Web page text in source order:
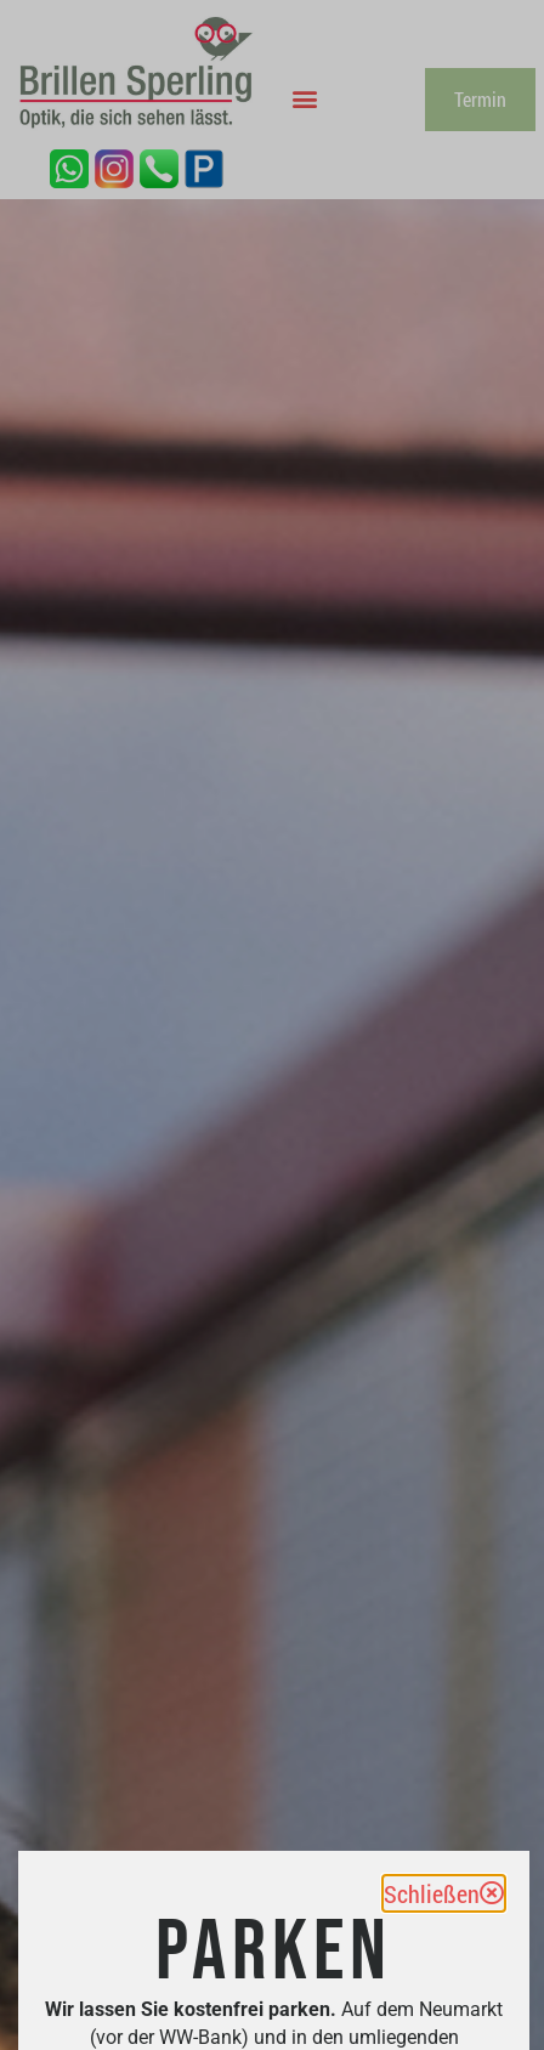
Termin
Schließen
PARKEN
Wir lassen Sie kostenfrei parken. Auf dem Neumarkt
(vor der WW-Bank) und in den umliegenden